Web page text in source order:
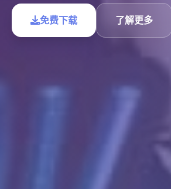
免费下载 了解更多